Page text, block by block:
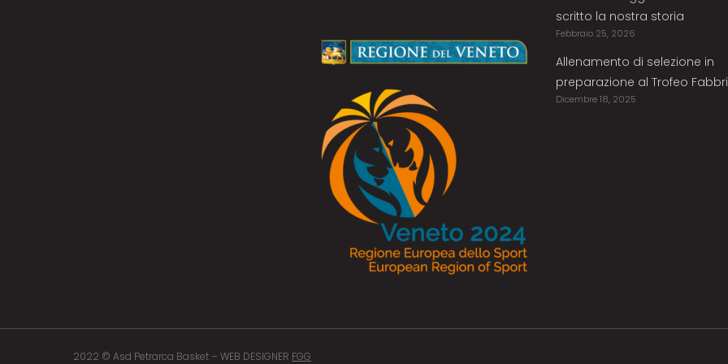
scritto la nostra storia
Febbraio 25, 2026
Allenamento di selezione in
preparazione al Trofeo Fabbri
Dicembre 18, 2025
2022 © Asd Petrarca Basket – WEB DESIGNER FGG